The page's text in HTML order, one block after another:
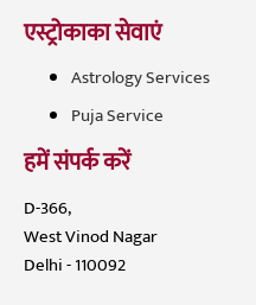
एस्ट्रोकाका सेवाएं
Astrology Services
Puja Service
हमें संपर्क करें
D-366,
West Vinod Nagar
Delhi - 110092